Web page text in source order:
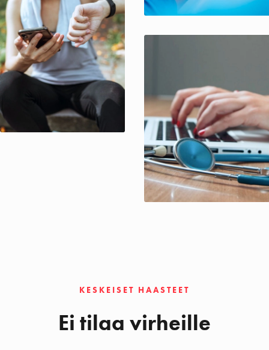
KESKEISET HAASTEET
Ei tilaa virheille